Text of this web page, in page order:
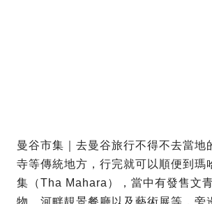
曼谷市集｜去曼谷旅行不得不去當地
寺等傳統地方，行完就可以順便到瑪
集（Tha Mahara），當中有發售文
物、河畔靚景餐廳以及藝術展等，旁